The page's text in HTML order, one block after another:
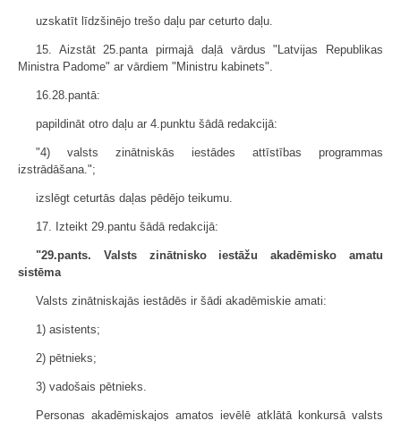
uzskatīt līdzšinējo trešo daļu par ceturto daļu.
15. Aizstāt 25.panta pirmajā daļā vārdus "Latvijas Republikas
Ministra Padome" ar vārdiem "Ministru kabinets".
16.28.pantā:
papildināt otro daļu ar 4.punktu šādā redakcijā:
"4) valsts zinātniskās iestādes attīstības programmas
izstrādāšana.";
izslēgt ceturtās daļas pēdējo teikumu.
17. Izteikt 29.pantu šādā redakcijā:
"29.pants. Valsts zinātnisko iestāžu akadēmisko amatu
sistēma
Valsts zinātniskajās iestādēs ir šādi akadēmiskie amati:
1) asistents;
2) pētnieks;
3) vadošais pētnieks.
Personas akadēmiskajos amatos ievēlē atklātā konkursā valsts